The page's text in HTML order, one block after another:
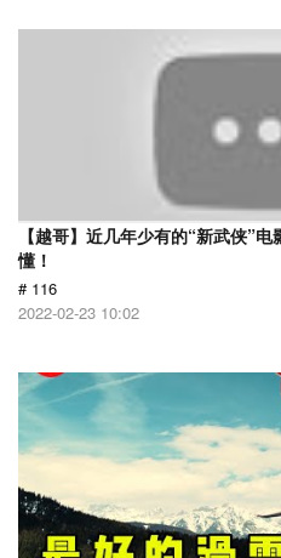
【越哥】近几年少有的“新武侠”
懂！
# 116
2022-02-23 10:02